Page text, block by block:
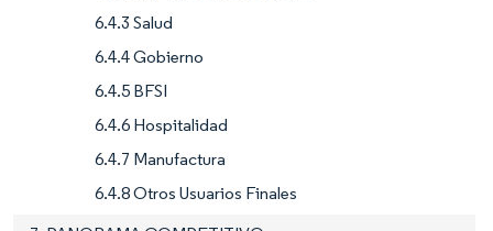
6.4.3 Salud
6.4.4 Gobierno
6.4.5 BFSI
6.4.6 Hospitalidad
6.4.7 Manufactura
6.4.8 Otros Usuarios Finales